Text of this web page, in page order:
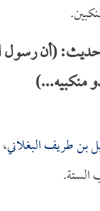
(أن رسول
منكبيه...)
بن طريف البغلاني